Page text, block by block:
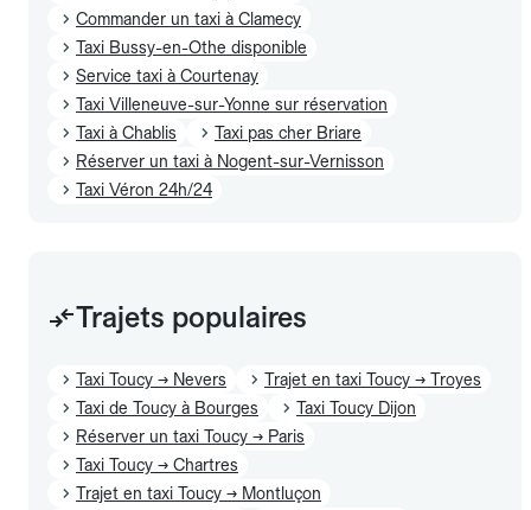
Commander un taxi à Clamecy
Taxi Bussy-en-Othe disponible
Service taxi à Courtenay
Taxi Villeneuve-sur-Yonne sur réservation
Taxi à Chablis
Taxi pas cher Briare
Réserver un taxi à Nogent-sur-Vernisson
Taxi Véron 24h/24
Trajets populaires
Taxi Toucy → Nevers
Trajet en taxi Toucy → Troyes
Taxi de Toucy à Bourges
Taxi Toucy Dijon
Réserver un taxi Toucy → Paris
Taxi Toucy → Chartres
Trajet en taxi Toucy → Montluçon